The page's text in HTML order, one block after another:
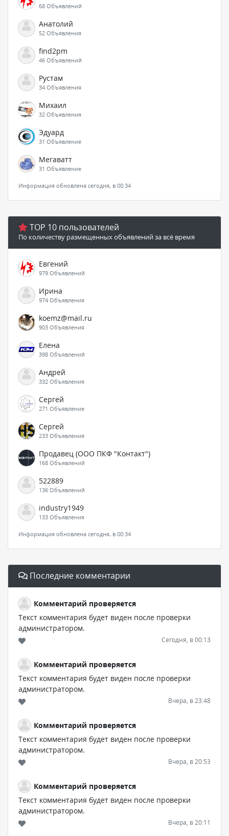
68 Объявлений
Анатолий
52 Объявления
find2pm
46 Объявлений
Рустам
34 Объявления
Михаил
32 Объявления
Эдуард
31 Объявление
Мегаватт
31 Объявление
Информация обновлена сегодня, в 00:34
TOP 10 пользователей
По количеству размещенных объявлений за всё время
Евгений
979 Объявлений
Ирина
974 Объявления
koemz@mail.ru
903 Объявления
Елена
398 Объявлений
Андрей
332 Объявления
Сергей
271 Объявление
Сергей
233 Объявления
Продавец (ООО ПКФ "Контакт")
168 Объявлений
522889
136 Объявлений
industry1949
133 Объявления
Информация обновлена сегодня, в 00:34
Последние комментарии
Комментарий проверяется
Текст комментария будет виден после проверки
администратором.
Сегодня, в 00:13
Комментарий проверяется
Текст комментария будет виден после проверки
администратором.
Вчера, в 23:48
Комментарий проверяется
Текст комментария будет виден после проверки
администратором.
Вчера, в 20:53
Комментарий проверяется
Текст комментария будет виден после проверки
администратором.
Вчера, в 20:11